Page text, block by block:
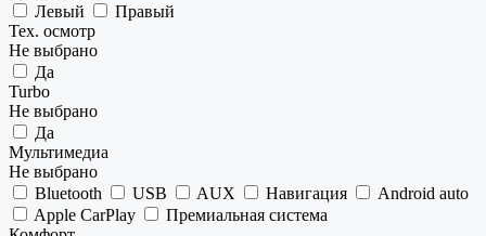
Левый
Правый
Тех. осмотр
Не выбрано
Да
Turbo
Не выбрано
Да
Мультимедиа
Не выбрано
Bluetooth
USB AUX Навигация
Android auto
Apple CarPlay
Премиальная система